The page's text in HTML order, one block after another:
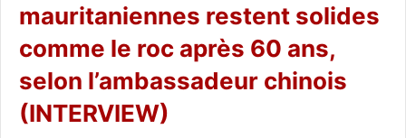
mauritaniennes restent solides
comme le roc après 60 ans,
selon l’ambassadeur chinois
(INTERVIEW)